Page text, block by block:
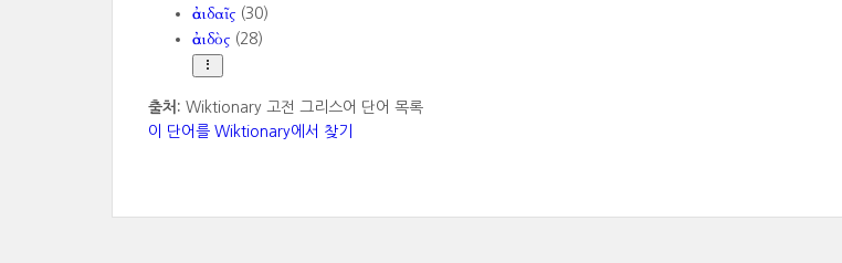
ἀοιδαῖς(30)
ἀοιδὸς(28)
출처: Wiktionary 고전 그리스어 단어 목록
이 단어를 Wiktionary에서 찾기